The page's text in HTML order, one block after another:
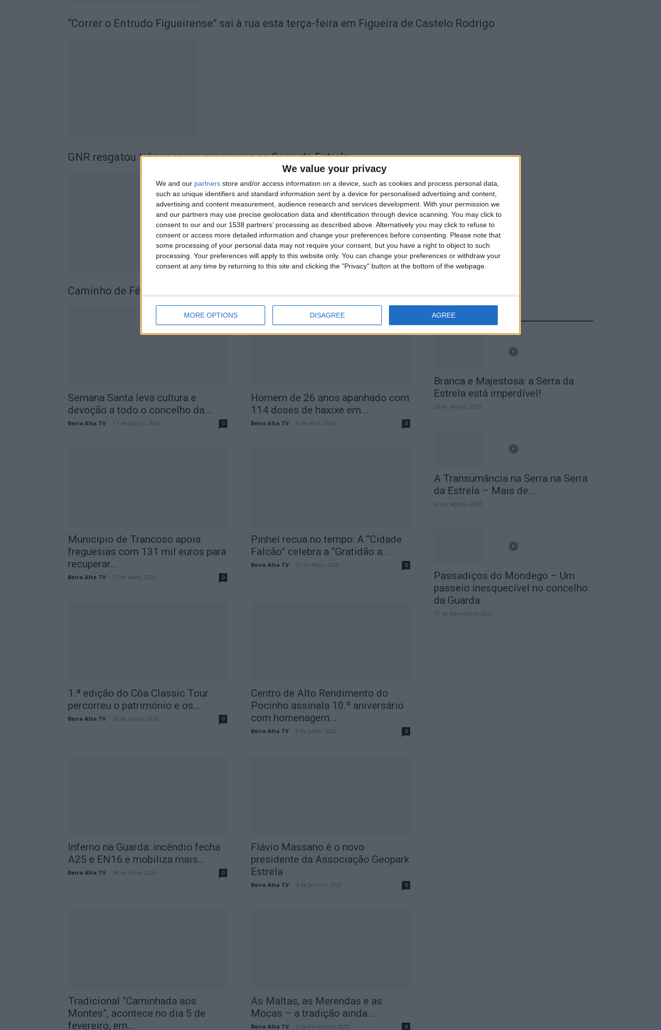
We value your privacy
We and our partners store and/or access information on a device, such as cookies and process personal data,
such as unique identifiers and standard information sent by a device for personalised advertising and content,
advertising and content measurement, audience research and services development. With your permission we
and our partners may use precise geolocation data and identification through device scanning. You may click to
consent to our and our 1538 partners’ processing as described above. Alternatively you may click to refuse to
consent or access more detailed information and change your preferences before consenting.
Please note that
some processing of your personal data may not require your consent, but you have a right to object to such
processing. Your preferences will apply to this website only. You can change your preferences or withdraw your
consent at any time by returning to this site and clicking the "Privacy" button at the bottom of the webpage.
MORE OPTIONS DISAGREE AGREE
“Correr o Entrudo Figueirense” sai à rua esta terça-feira em Figueira de Castelo Rodrigo
GNR resgatou três pessoas em apuros na Serra da Estrela
Caminho de Fé: peregrinos rumam ao Santuário de Fátima
Semana Santa leva cultura e
devoção a todo o concelho da...
Beira Alta TV 17 de Março, 2026 0
Homem de 26 anos apanhado com
114 doses de haxixe em...
Beira Alta TV 6 de Abril, 2026 0
Município de Trancoso apoia
freguesias com 131 mil euros para
recuperar...
Beira Alta TV 27 de Abril, 2026 0
Pinhel recua no tempo: A “Cidade
Falcão” celebra a “Gratidão a...
Beira Alta TV 21 de Maio, 2026 0
1.ª edição do Côa Classic Tour
percorreu o património e os...
Beira Alta TV 20 de Junho, 2026 0
Centro de Alto Rendimento do
Pocinho assinala 10.º aniversário
com homenagem...
Beira Alta TV 8 de Julho, 2026 0
Inferno na Guarda: incêndio fecha
A25 e EN16 e mobiliza mais...
Beira Alta TV 28 de Julho, 2026 0
Flávio Massano é o novo
presidente da Associação Geopark
Estrela
Beira Alta TV 4 de Janeiro, 2023 0
Tradicional “Caminhada aos
Montes”, acontece no dia 5 de
fevereiro, em...
As Maltas, as Merendas e as
Mocas – a tradição ainda...
Beira Alta TV 5 de Fevereiro, 2023 0
Destaques
Branca e Majestosa: a Serra da
Estrela está imperdível!
25 de Março, 2025
A Transumância na Serra na Serra
da Estrela – Mais de...
22 de Agosto, 2023
Passadiços do Mondego – Um
passeio inesquecível no concelho
da Guarda
11 de Novembro, 2022